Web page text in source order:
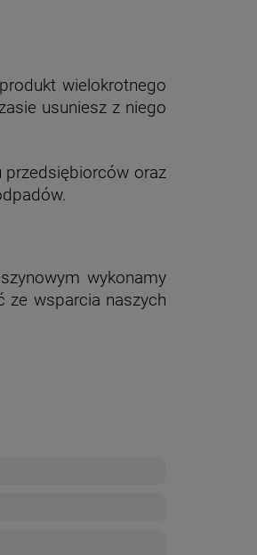
wielokrotnego
usuniesz z niego
przedsiębiorców oraz
wykonamy
ze wsparcia naszych